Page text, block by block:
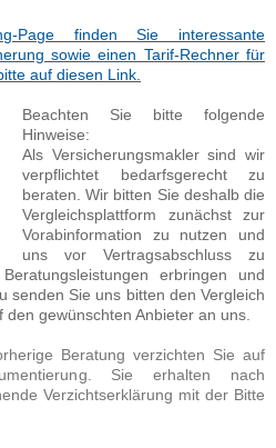
Page finden Sie interessante
sowie einen Tarif-Rechner für
auf diesen Link.
Beachten Sie bitte folgende
Hinweise:
Als Versicherungsmakler sind wir
verpflichtet bedarfsgerecht zu
beraten. Wir bitten Sie deshalb die
Vergleichsplattform zunächst zur
Vorabinformation zu nutzen und
uns vor Vertragsabschluss zu
erbringen und
senden Sie uns bitten den Vergleich
gewünschten Anbieter an uns.
Beratung verzichten Sie auf
Sie erhalten nach
Verzichtserklärung mit der Bitte